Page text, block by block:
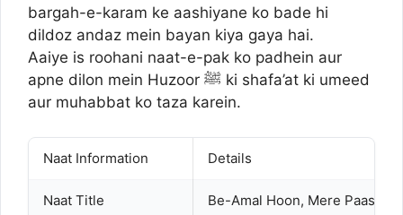
bargah-e-karam ke aashiyane ko bade hi
dildoz andaz mein bayan kiya gaya hai.
Aaiye is roohani naat-e-pak ko padhein aur
apne dilon mein Huzoor ﷺ ki shafa’at ki umeed
aur muhabbat ko taza karein.
Naat Information Details
Naat Title Be-Amal Hoon, Mere Paas